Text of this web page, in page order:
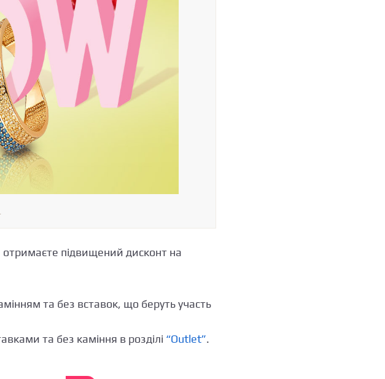
підвищений дисконт на
та без вставок, що беруть участь
та без каміння в розділі “Outlet”.